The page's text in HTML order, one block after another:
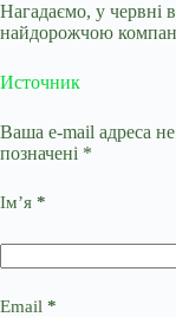
Нагадаємо, у червні
найдорожчою
Источник
Ваша e-mail адреса
позначені *
Ім’я *
Email *